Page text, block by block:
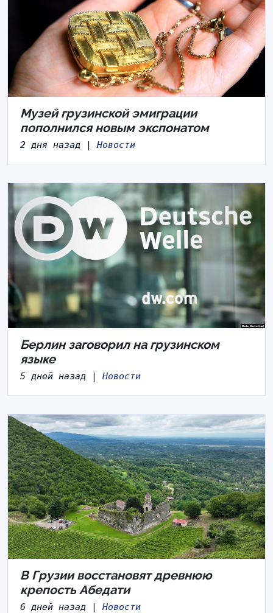
Музей грузинской эмиграции
пополнился новым экспонатом
2 дня назад | Новости
Берлин заговорил на грузинском
языке
5 дней назад | Новости
В Грузии восстановят древнюю
крепость Абедати
6 дней назад | Новости